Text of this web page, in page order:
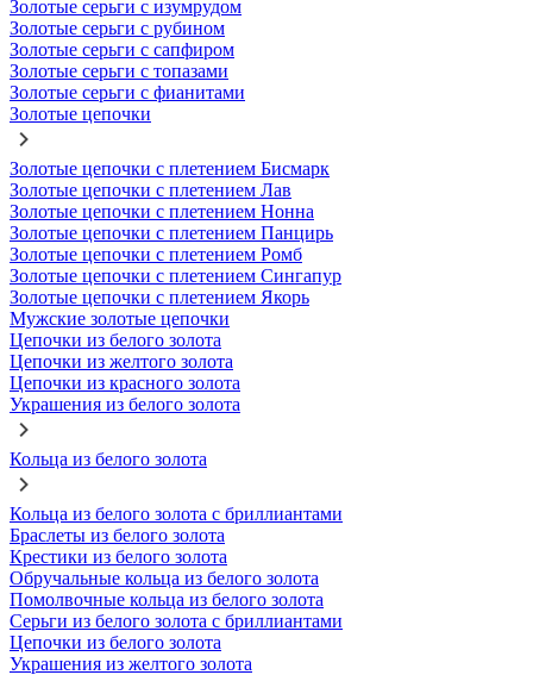
Золотые серьги с изумрудом
Золотые серьги с рубином
Золотые серьги с сапфиром
Золотые серьги с топазами
Золотые серьги с фианитами
Золотые цепочки
Золотые цепочки с плетением Бисмарк
Золотые цепочки с плетением Лав
Золотые цепочки с плетением Нонна
Золотые цепочки с плетением Панцирь
Золотые цепочки с плетением Ромб
Золотые цепочки с плетением Сингапур
Золотые цепочки с плетением Якорь
Мужские золотые цепочки
Цепочки из белого золота
Цепочки из желтого золота
Цепочки из красного золота
Украшения из белого золота
Кольца из белого золота
Кольца из белого золота с бриллиантами
Браслеты из белого золота
Крестики из белого золота
Обручальные кольца из белого золота
Помолвочные кольца из белого золота
Серьги из белого золота с бриллиантами
Цепочки из белого золота
Украшения из желтого золота